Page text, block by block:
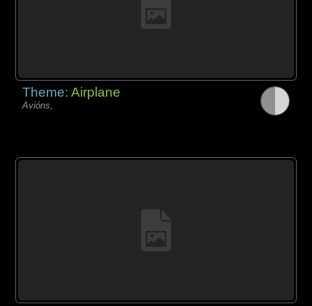
Theme:Airplane
Avións,